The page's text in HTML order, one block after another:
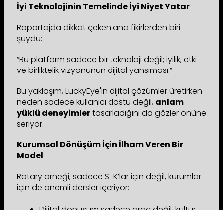
İyi Teknolojinin Temelinde İyi Niyet Yatar
Röportajda dikkat çeken ana fikirlerden biri
şuydu:
“Bu platform sadece bir teknoloji değil; iyilik, etki
ve birliktelik vizyonunun dijital yansıması.”
Bu yaklaşım, LuckyEye'ın dijital çözümler üretirken
neden sadece kullanıcı dostu değil, anlam
yüklü deneyimlertasarladığını da gözler önüne
seriyor.
Kurumsal Dönüşüm İçin İlham Veren Bir
Model
Rotary örneği, sadece STK’lar için değil, kurumlar
için de önemli dersler içeriyor: